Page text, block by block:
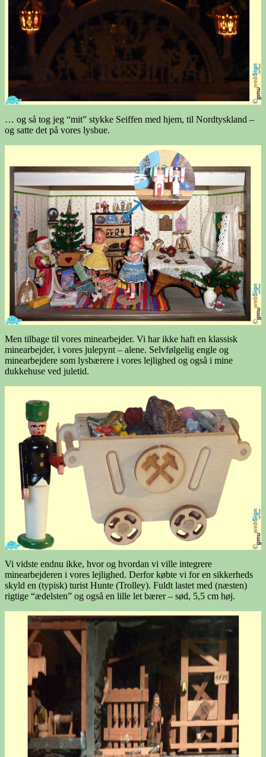
… og så tog jeg “mit” stykke Seiffen med hjem, til Nordtyskland –
og satte det på vores lysbue.
Men tilbage til vores minearbejder. Vi har ikke haft en klassisk
minearbejder, i vores julepynt – alene. Selvfølgelig engle og
minearbejdere som lysbærere i vores lejlighed og også i mine
dukkehuse ved juletid.
Vi vidste endnu ikke, hvor og hvordan vi ville integrere
minearbejderen i vores lejlighed. Derfor købte vi for en sikkerheds
skyld en (typisk) turist Hunte (Trolley). Fuldt lastet med (næsten)
rigtige “ædelsten” og også en lille let bærer – sød, 5,5 cm høj.